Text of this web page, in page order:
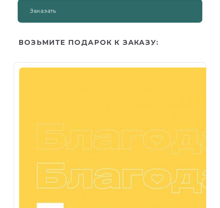
Заказать
ВОЗЬМИТЕ ПОДАРОК К ЗАКАЗУ: